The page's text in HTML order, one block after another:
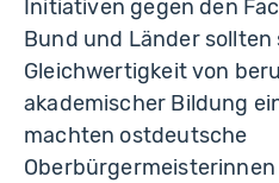
Initiativen gegen den
Bund und Länder
Gleichwertigkeit von
akademischer Bildung
machten ostdeutsche